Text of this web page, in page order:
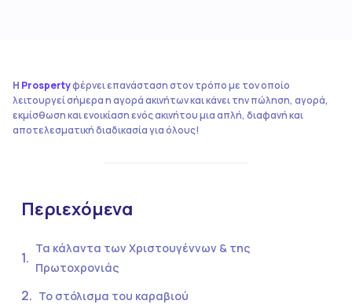
Η Prospertyφέρνει επανάσταση στον τρόπο με τον οποίο
λειτουργεί σήμερα η αγορά ακινήτων και κάνει την πώληση, αγορά,
εκμίσθωση και ενοικίαση ενός ακινήτου μια απλή, διαφανή και
αποτελεσματική διαδικασία για όλους!
Περιεχόμενα
Τα κάλαντα των Χριστουγέννων & της
Πρωτοχρονιάς
Το στόλισμα του καραβιού